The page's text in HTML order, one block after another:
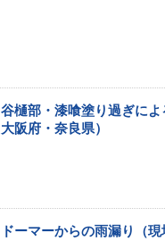
谷樋部・漆喰塗り過ぎによ
大阪府・奈良県）
ドーマーからの雨漏り（現